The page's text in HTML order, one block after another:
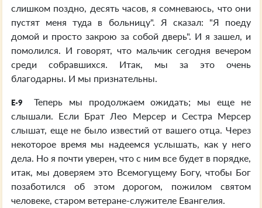
слишком поздно, десять часов, я сомневаюсь, что они
пустят меня туда в больницу". Я сказал: "Я поеду
домой и просто закрою за собой дверь". И я зашел, и
помолился. И говорят, что мальчик сегодня вечером
среди собравшихся. Итак, мы за это очень
благодарны. И мы признательны.
E-9
Теперь мы продолжаем ожидать; мы еще не
слышали. Если Брат Лео Мерсер и Сестра Мерсер
слышат, еще не было известий от вашего отца. Через
некоторое время мы надеемся услышать, как у него
дела. Но я почти уверен, что с ним все будет в порядке,
итак, мы доверяем это Всемогущему Богу, чтобы Бог
позаботился об этом дорогом, пожилом святом
человеке, старом ветеране-служителе Евангелия.